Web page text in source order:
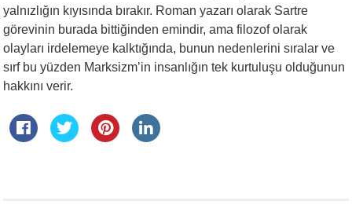
yalnızlığın kıyısında bırakır. Roman yazarı olarak Sartre
görevinin burada bittiğinden emindir, ama filozof olarak
olayları irdelemeye kalktığında, bunun nedenlerini sıralar ve
sırf bu yüzden Marksizm’in insanlığın tek kurtuluşu olduğunun
hakkını verir.